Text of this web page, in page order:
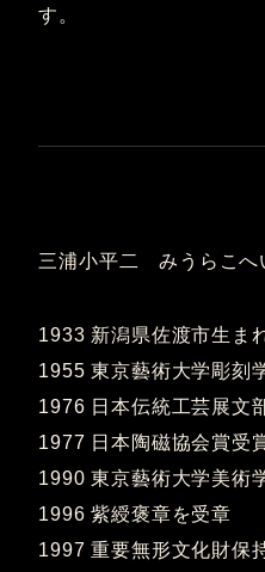
す。
三浦小平二 みうらこへ
1933 新潟県佐渡市生ま
1955 東京藝術大学彫刻
1976 日本伝統工芸展文
1977 日本陶磁協会賞受
1990 東京藝術大学美術
1996 紫綬褒章を受章
1997 重要無形文化財保